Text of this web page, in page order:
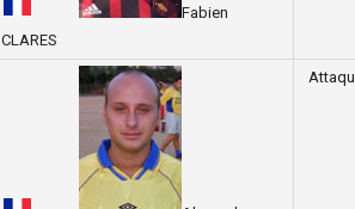
Fabien
CLARES